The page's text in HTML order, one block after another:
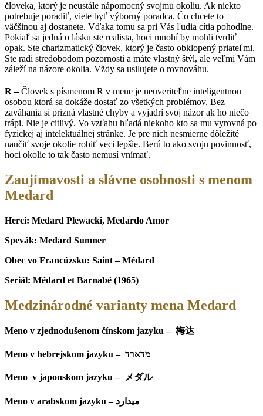
človeka, ktorý je neustále nápomocný svojmu okoliu. Ak niekto
potrebuje poradiť, viete byť výborný poradca. Čo chcete to
väčšinou aj dostanete. Vďaka tomu sa pri Vás ľudia cítia pohodlne.
Pokiaľ sa jedná o lásku ste realista, hoci mnohí by mohli tvrdiť
opak. Ste charizmatický človek, ktorý je často obklopený priateľmi.
Ste radi stredobodom pozornosti a máte vlastný štýl, ale veľmi Vám
záleží na názore okolia. Vždy sa usilujete o rovnováhu.
R –Človek s písmenom R v mene je neuveriteľne inteligentnou
osobou ktorá sa dokáže dostať zo všetkých problémov. Bez
zaváhania si prizná vlastné chyby a vyjadrí svoj názor ak ho niečo
trápi. Nie je citlivý. Vo vzťahu hľadá niekoho kto sa mu vyrovná po
fyzickej aj intelektuálnej stránke. Je pre nich nesmierne dôležité
naučiť svoje okolie robiť veci lepšie. Berú to ako svoju povinnosť,
hoci okolie to tak často nemusí vnímať.
Zaujímavosti a slávne osobnosti s menom
Medard
Herci: Medard Plewacki, Medardo Amor
Spevák: Medard Sumner
Obec vo Francúzsku: Saint – Médard
Seriál: Médard et Barnabé (1965)
Medzinárodné varianty mena Medard
Meno v zjednodušenom čínskom jazyku – 梅达
Meno v hebrejskom jazyku – מדארד
Meno v japonskom jazyku – メダル
Meno v arabskom jazyku – ميدارد